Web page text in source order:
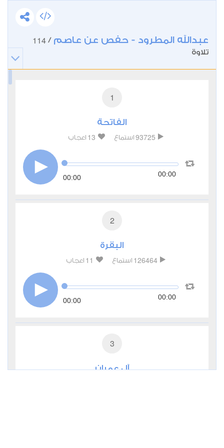
عبدالله المطرود - حفص عن عاصم /
114
تلاوة
1
الفاتحة
93725 استماع 13 اعجاب
00:00 00:00
2
البقرة
126464 استماع 11 اعجاب
00:00 00:00
3
آل عمران